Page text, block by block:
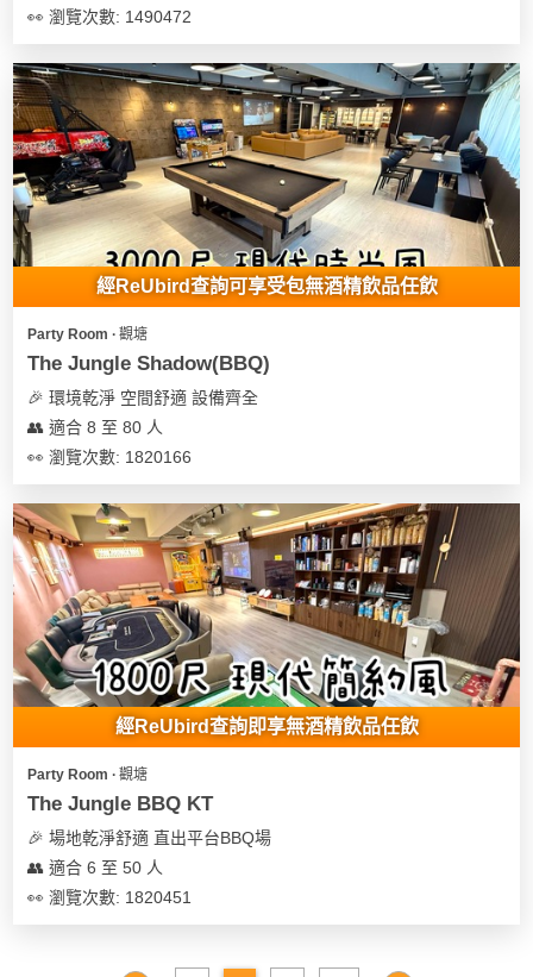
👀 瀏覽次數: 1490472
經ReUbird查詢可享受包無酒精飲品任飲
Party Room ∙ 觀塘
The Jungle Shadow(BBQ)
🎉 環境乾淨 空間舒適 設備齊全
👥 適合 8 至 80 人
👀 瀏覽次數: 1820166
經ReUbird查詢即享無酒精飲品任飲
Party Room ∙ 觀塘
The Jungle BBQ KT
🎉 場地乾淨舒適 直出平台BBQ場
👥 適合 6 至 50 人
👀 瀏覽次數: 1820451